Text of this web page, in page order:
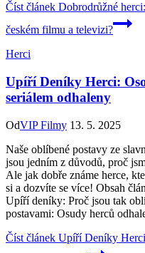
Číst článek Dobrodrůžné
českém filmu a televizi?
Herci
Upíří Deníky Herci:
seriálem odhaleny
OdVIP Filmy 13. 5. 2025
Naše oblíbené postavy ze
jsou jedním z důvodů, proč
Ale jak dobře známe herce,
si a dozvíte se více! Obsah
Upíří deníky: Proč jsou tak
postavami: Osudy herců
Číst článek Upíří Deníky